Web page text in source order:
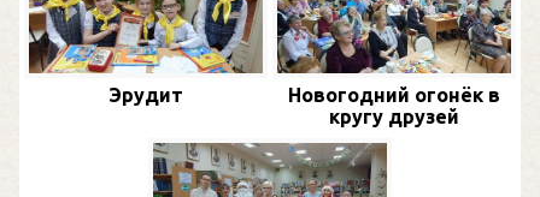
Эрудит
Новогодний огонёк в
кругу друзей